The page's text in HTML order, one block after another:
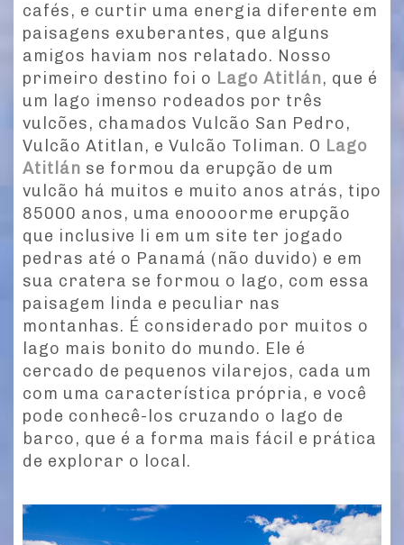
cafés, e curtir uma energia diferente em
paisagens exuberantes, que alguns
amigos haviam nos relatado. Nosso
primeiro destino foi o Lago Atitlán, que é
um lago imenso rodeados por três
vulcões, chamados Vulcão San Pedro,
Vulcão Atitlan, e Vulcão Toliman. O Lago
Atitlán se formou da erupção de um
vulcão há muitos e muito anos atrás, tipo
85000 anos, uma enoooorme erupção
que inclusive li em um site ter jogado
pedras até o Panamá (não duvido) e em
sua cratera se formou o lago, com essa
paisagem linda e peculiar nas
montanhas. É considerado por muitos o
lago mais bonito do mundo. Ele é
cercado de pequenos vilarejos, cada um
com uma característica própria, e você
pode conhecê-los cruzando o lago de
barco, que é a forma mais fácil e prática
de explorar o local.